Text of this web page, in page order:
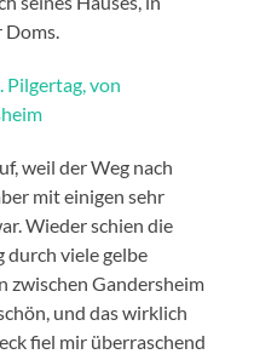
Doms.
Pilgertag, von
weil der Weg nach
mit einigen sehr
Wieder schien die
durch viele gelbe
zwischen Gandersheim
und das wirklich
fiel mir überraschend